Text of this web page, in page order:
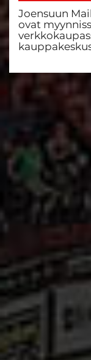
Joensuun
ovat